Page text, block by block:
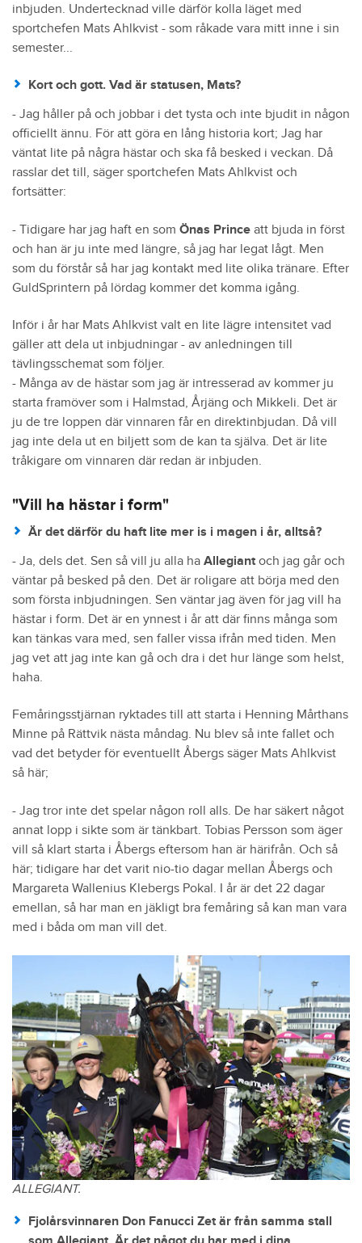
inbjuden. Undertecknad ville därför kolla läget med
sportchefen Mats Ahlkvist - som råkade vara mitt inne i sin
semester...
Kort och gott. Vad är statusen, Mats?
- Jag håller på och jobbar i det tysta och inte bjudit in någon
officiellt ännu. För att göra en lång historia kort; Jag har
väntat lite på några hästar och ska få besked i veckan. Då
rasslar det till, säger sportchefen Mats Ahlkvist och
fortsätter:
- Tidigare har jag haft en som Önas Prince att bjuda in först
och han är ju inte med längre, så jag har legat lågt. Men
som du förstår så har jag kontakt med lite olika tränare. Efter
GuldSprintern på lördag kommer det komma igång.
Inför i år har Mats Ahlkvist valt en lite lägre intensitet vad
gäller att dela ut inbjudningar - av anledningen till
tävlingsschemat som följer.
- Många av de hästar som jag är intresserad av kommer ju
starta framöver som i Halmstad, Årjäng och Mikkeli. Det är
ju de tre loppen där vinnaren får en direktinbjudan. Då vill
jag inte dela ut en biljett som de kan ta själva. Det är lite
tråkigare om vinnaren där redan är inbjuden.
"Vill ha hästar i form"
Är det därför du haft lite mer is i magen i år, alltså?
- Ja, dels det. Sen så vill ju alla ha Allegiantoch jag går och
väntar på besked på den. Det är roligare att börja med den
som första inbjudningen. Sen väntar jag även för jag vill ha
hästar i form. Det är en ynnest i år att där finns många som
kan tänkas vara med, sen faller vissa ifrån med tiden. Men
jag vet att jag inte kan gå och dra i det hur länge som helst,
haha.
Femåringsstjärnan ryktades till att starta i Henning Mårthans
Minne på Rättvik nästa måndag. Nu blev så inte fallet och
vad det betyder för eventuellt Åbergs säger Mats Ahlkvist
så här;
- Jag tror inte det spelar någon roll alls. De har säkert något
annat lopp i sikte som är tänkbart. Tobias Persson som äger
vill så klart starta i Åbergs eftersom han är härifrån. Och så
här; tidigare har det varit nio-tio dagar mellan Åbergs och
Margareta Wallenius Klebergs Pokal. I år är det 22 dagar
emellan, så har man en jäkligt bra femåring så kan man vara
med i båda om man vill det.
ALLEGIANT.
Fjolårsvinnaren Don Fanucci Zetär från samma stall